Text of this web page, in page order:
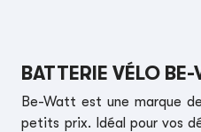
BATTERIE VÉLO
Be-Watt est une marque
petits prix. Idéal pour vos